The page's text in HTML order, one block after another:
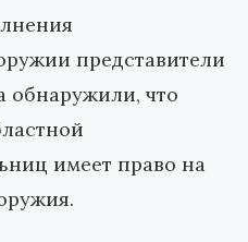
представители
обнаружили, что
имеет право на